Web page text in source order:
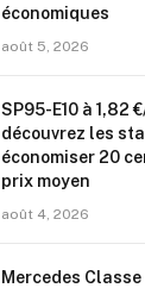
économiques
août 5, 2026
SP95-E10 à 1,82
découvrez les
économiser 20
prix moyen
août 4, 2026
Mercedes